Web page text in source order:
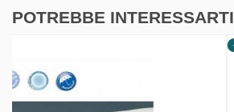
POTREBBE INTERESSARTI